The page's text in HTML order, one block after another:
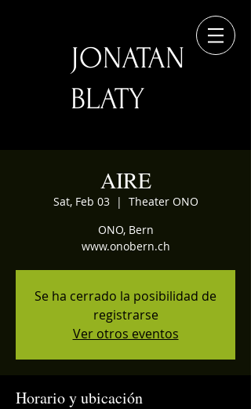
JONATAN
BLATY
AIRE
Sat, Feb 03
  |
Theater ONO
ONO, Bern
www.onobern.ch
Se ha cerrado la posibilidad de
registrarse
Ver otros eventos
Horario y ubicación